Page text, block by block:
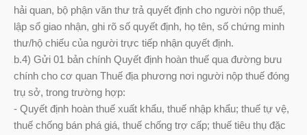
hải quan, bộ phận văn thư trả quyết định cho người nộp thuế,
lập sổ giao nhận, ghi rõ số quyết định, họ tên, số chứng minh
thư/hộ chiếu của người trực tiếp nhận quyết định.
b.4) Gửi 01 bản chính Quyết định hoàn thuế qua đường bưu
chính cho cơ quan Thuế địa phương nơi người nộp thuế đóng
trụ sở, trong trường hợp:
- Quyết định hoàn thuế xuất khẩu, thuế nhập khẩu; thuế tự vệ,
thuế chống bán phá giá, thuế chống trợ cấp; thuế tiêu thụ đặc